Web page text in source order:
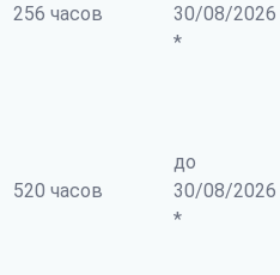
256 часов
30/08/2026
*
520 часов
до
30/08/2026
*